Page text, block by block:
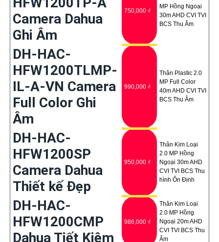
Camera Dahua
Ghi Âm
750,000 ₫
MP Hồng Ngoại
30m AHD CVI TVI
BCS Thu Âm
DH-HAC-
HFW1200TLMP-
IL-A-VN Camera
Full Color Ghi
Âm
990,000 ₫
Thân Plastic 2.0
MP Full Color
40m AHD CVI TVI
BCS Thu Âm
DH-HAC-
HFW1200SP
Camera Dahua
Thiết kế Đẹp
950,000 ₫
Thân Kim Loại
2.0 MP Hồng
Ngoại 30m AHD
CVI TVI BCS Thu
hình Ổn Định
DH-HAC-
HFW1200CMP
Dahua Tiết Kiệm
986,000 ₫
Thân Kim Loại
2.0 MP Hồng
Ngoại 20m AHD
CVI TVI BCS Thu
Âm